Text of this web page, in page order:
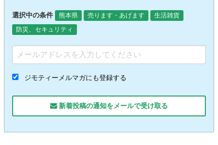
選択中の条件 熊本県 売ります・あげます
生活雑貨
防災、セキュリティ
ジモティーメルマガにも登録する
新着投稿の通知をメールで受け取る